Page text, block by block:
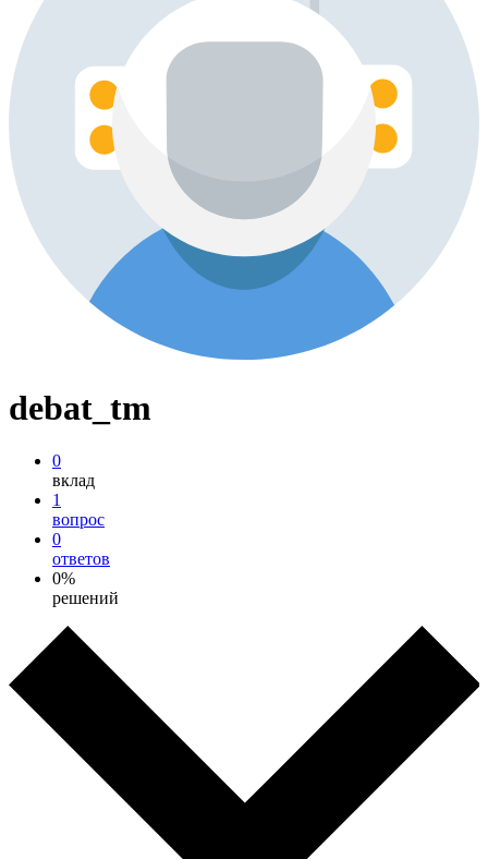
debat_tm
0
вклад
1
вопрос
0
ответов
0%
решений